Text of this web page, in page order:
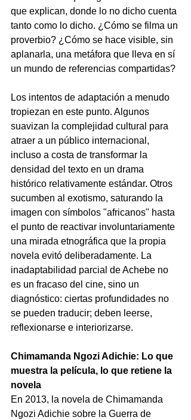
que explican, donde lo no dicho cuenta
tanto como lo dicho. ¿Cómo se filma un
proverbio? ¿Cómo se hace visible, sin
aplanarla, una metáfora que lleva en sí
un mundo de referencias compartidas?
Los intentos de adaptación a menudo
tropiezan en este punto. Algunos
suavizan la complejidad cultural para
atraer a un público internacional,
incluso a costa de transformar la
densidad del texto en un drama
histórico relativamente estándar. Otros
sucumben al exotismo, saturando la
imagen con símbolos "africanos" hasta
el punto de reactivar involuntariamente
una mirada etnográfica que la propia
novela evitó deliberadamente. La
inadaptabilidad parcial de Achebe no
es un fracaso del cine, sino un
diagnóstico: ciertas profundidades no
se pueden traducir; deben leerse,
reflexionarse e interiorizarse.
Chimamanda Ngozi Adichie: Lo que
muestra la película, lo que retiene la
novela
En 2013, la novela de Chimamanda
Ngozi Adichie sobre la Guerra de